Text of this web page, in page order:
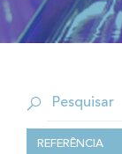
REFERÊNCIA